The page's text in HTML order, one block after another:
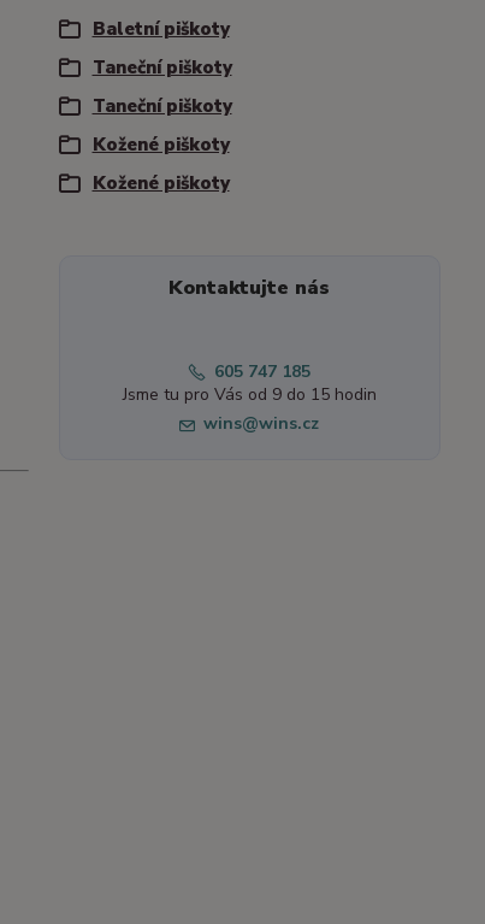
Baletní piškoty
Taneční piškoty
Taneční piškoty
Kožené piškoty
Kožené piškoty
Kontaktujte nás
605 747 185
Jsme tu pro Vás od 9 do 15 hodin
wins@wins.cz